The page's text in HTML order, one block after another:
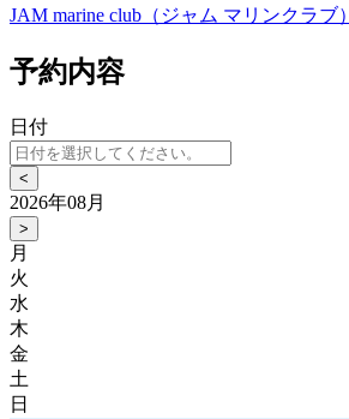
JAM marine club（ジャム マリンクラブ）
予約内容
日付
<
2026年08月
>
月
火
水
木
金
土
日